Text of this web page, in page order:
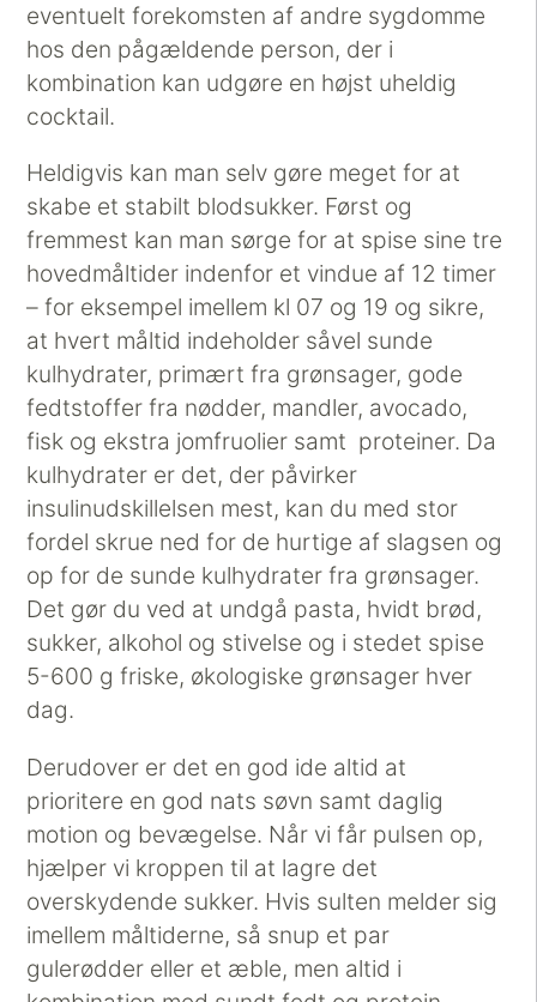
eventuelt forekomsten af andre sygdomme
hos den pågældende person, der i
kombination kan udgøre en højst uheldig
cocktail.
Heldigvis kan man selv gøre meget for at
skabe et stabilt blodsukker. Først og
fremmest kan man sørge for at spise sine tre
hovedmåltider indenfor et vindue af 12 timer
– for eksempel imellem kl 07 og 19 og sikre,
at hvert måltid indeholder såvel sunde
kulhydrater, primært fra grønsager, gode
fedtstoffer fra nødder, mandler, avocado,
fisk og ekstra jomfruolier samt proteiner. Da
kulhydrater er det, der påvirker
insulinudskillelsen mest, kan du med stor
fordel skrue ned for de hurtige af slagsen og
op for de sunde kulhydrater fra grønsager.
Det gør du ved at undgå pasta, hvidt brød,
sukker, alkohol og stivelse og i stedet spise
5-600 g friske, økologiske grønsager hver
dag.
Derudover er det en god ide altid at
prioritere en god nats søvn samt daglig
motion og bevægelse. Når vi får pulsen op,
hjælper vi kroppen til at lagre det
overskydende sukker. Hvis sulten melder sig
imellem måltiderne, så snup et par
gulerødder eller et æble, men altid i